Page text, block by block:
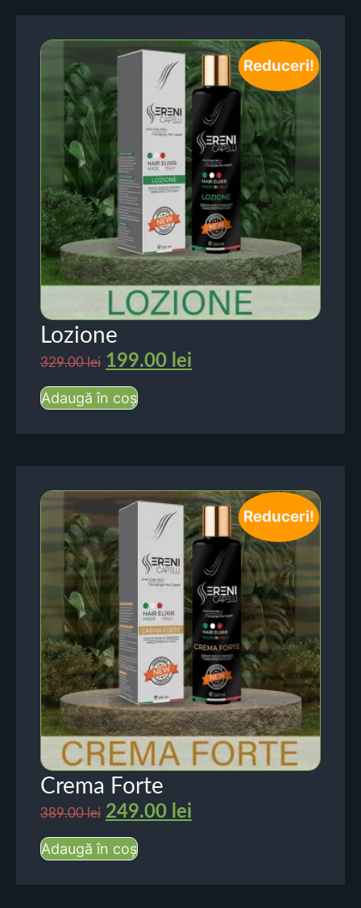
Reduceri!
Lozione
329.00lei 199.00 lei
Adaugă în coș
Reduceri!
Crema Forte
389.00lei 249.00 lei
Adaugă în coș